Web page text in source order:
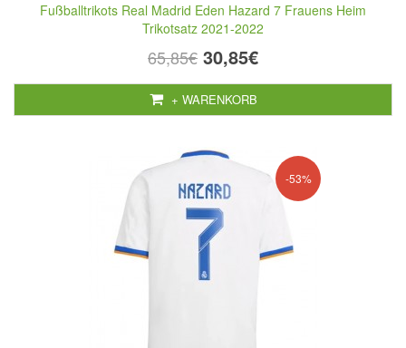
Fußballtrikots Real Madrid Eden Hazard 7 Frauens Heim
Trikotsatz 2021-2022
65,85€ 30,85€
+ WARENKORB
-53%